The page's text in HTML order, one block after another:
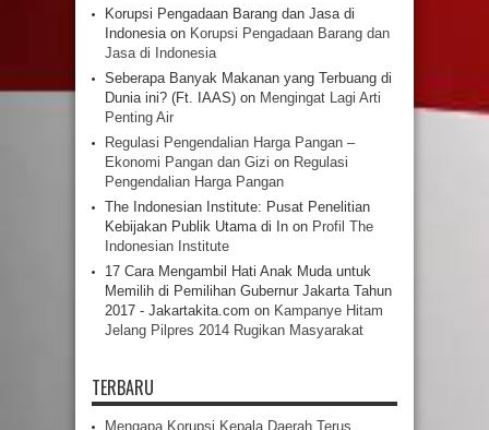
Korupsi Pengadaan Barang dan Jasa di
Indonesiaon Korupsi Pengadaan Barang dan
Jasa di Indonesia
Seberapa Banyak Makanan yang Terbuang di
Dunia ini? (Ft. IAAS) on Mengingat Lagi Arti
Penting Air
Regulasi Pengendalian Harga Pangan –
Ekonomi Pangan dan Gizi on Regulasi
Pengendalian Harga Pangan
The Indonesian Institute: Pusat Penelitian
Kebijakan Publik Utama di In on Profil The
Indonesian Institute
17 Cara Mengambil Hati Anak Muda untuk
Memilih di Pemilihan Gubernur Jakarta Tahun
2017 - Jakartakita.com on Kampanye Hitam
Jelang Pilpres 2014 Rugikan Masyarakat
TERBARU
Mengapa Korupsi Kepala Daerah Terus